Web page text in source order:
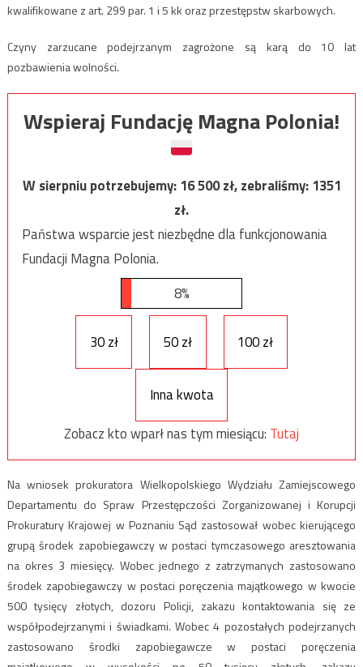
kwalifikowane z art. 299 par. 1 i 5 kk oraz przestępstw skarbowych.
Czyny zarzucane podejrzanym zagrożone są karą do 10 lat
pozbawienia wolności.
Wspieraj Fundację Magna Polonia!
W sierpniu potrzebujemy:16 500zł, zebraliśmy:1351
zł.
Państwa wsparcie jest niezbędne dla funkcjonowania
Fundacji Magna Polonia.
8%
30 zł 50 zł 100 zł
Inna kwota
Zobacz kto wparł nas tym miesiącu: Tutaj
Na wniosek prokuratora Wielkopolskiego Wydziału Zamiejscowego
Departamentu do Spraw Przestępczości Zorganizowanej i Korupcji
Prokuratury Krajowej w Poznaniu Sąd zastosował wobec kierującego
grupą środek zapobiegawczy w postaci tymczasowego aresztowania
na okres 3 miesięcy. Wobec jednego z zatrzymanych zastosowano
środek zapobiegawczy w postaci poręczenia majątkowego w kwocie
500 tysięcy złotych, dozoru Policji, zakazu kontaktowania się ze
współpodejrzanymi i świadkami. Wobec 4 pozostałych podejrzanych
zastosowano środki zapobiegawcze w postaci poręczenia